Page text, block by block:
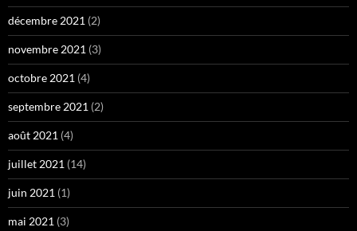
décembre 2021 (2)
novembre 2021 (3)
octobre 2021 (4)
septembre 2021 (2)
août 2021 (4)
juillet 2021 (14)
juin 2021 (1)
mai 2021 (3)